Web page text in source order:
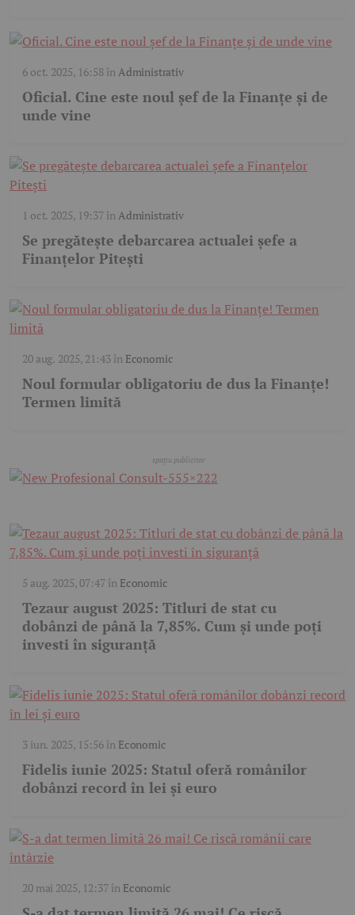
6 oct. 2025, 16:58înAdministrativ
Oficial. Cine este noul șef de la Finanțe și de
unde vine
1 oct. 2025, 19:37înAdministrativ
Se pregătește debarcarea actualei șefe a
Finanțelor Pitești
20 aug. 2025, 21:43în Economic
Noul formular obligatoriu de dus la Finanțe!
Termen limită
5 aug. 2025, 07:47în Economic
Tezaur august 2025: Titluri de stat cu
dobânzi de până la 7,85%. Cum și unde poți
investi în siguranță
3 iun. 2025, 15:56în Economic
Fidelis iunie 2025: Statul oferă românilor
dobânzi record în lei și euro
20 mai 2025, 12:37în Economic